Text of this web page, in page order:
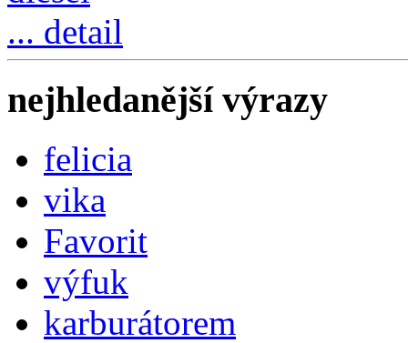
... detail
nejhledanější výrazy
felicia
vika
Favorit
výfuk
karburátorem